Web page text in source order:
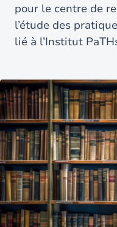
pour le centre de
l’étude des
lié à l’Institut